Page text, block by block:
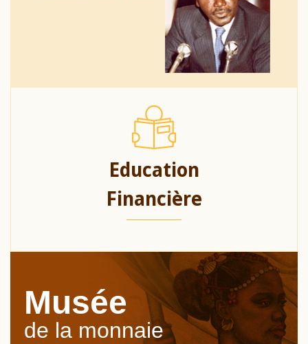
Education
Financière
Musée
de la monnaie